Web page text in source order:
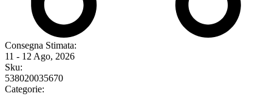
Consegna Stimata:
11 - 12 Ago, 2026
Sku:
538020035670
Categorie: